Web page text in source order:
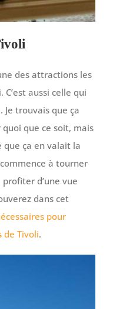
des attractions les
aussi celle qui
Je trouvais que ça
que ce soit, mais
que ça en valait la
à tourner
profiter d’une vue
dans cet
pour
de Tivoli.